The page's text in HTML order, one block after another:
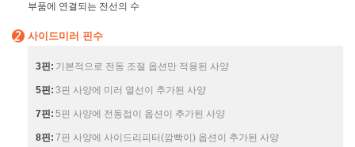
부품에 연결되는 전선의 수
사이드미러 핀수
3핀: 기본적으로 전동 조절 옵션만 적용된 사양
5핀: 3핀 사양에 미러 열선이 추가된 사양
7핀: 5핀 사양에 전동접이 옵션이 추가된 사양
8핀: 7핀 사양에 사이드리피터(깜빡이) 옵션이 추가된 사양